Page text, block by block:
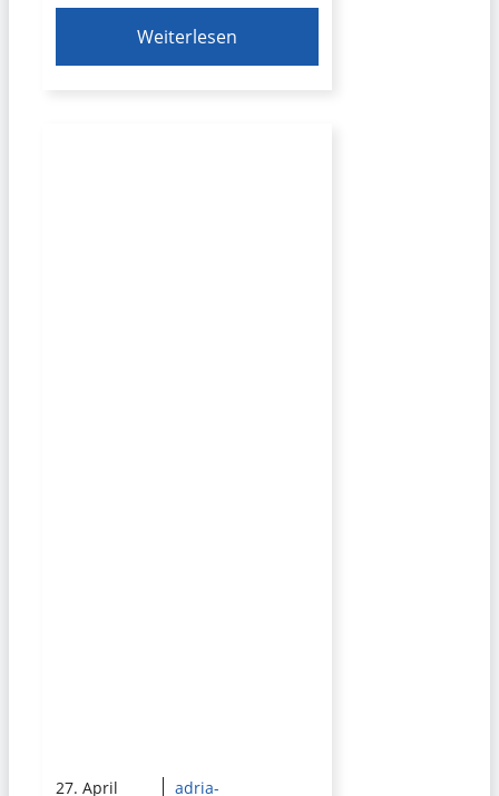
Weiterlesen
27. April
adria-